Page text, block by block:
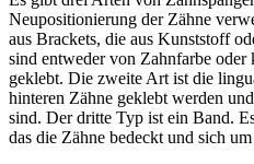
Neupositionierung der Zähne
aus Brackets, die aus Kunststoff
sind entweder von Zahnfarbe
geklebt. Die zweite Art ist die
hinteren Zähne geklebt werden
sind. Der dritte Typ ist ein Band.
das die Zähne bedeckt und sich